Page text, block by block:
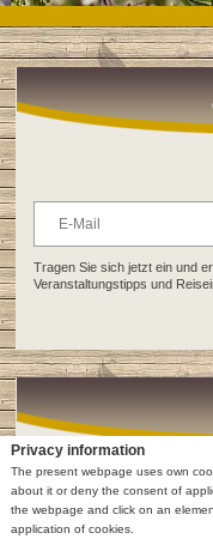
Tragen Sie sich jetzt ein und
Veranstaltungstipps und
Anfragen
Privacy information
The present webpage uses own
about it or deny the consent of
the webpage and click on an
application of cookies.